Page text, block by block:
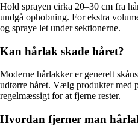
Hold sprayen cirka 20–30 cm fra
undgå ophobning. For ekstra
og spraye let under sektionerne.
Kan hårlak skade håret?
Moderne hårlakker er generelt
udtørre håret. Vælg produkter med
regelmæssigt for at fjerne rester.
Hvordan fjerner man